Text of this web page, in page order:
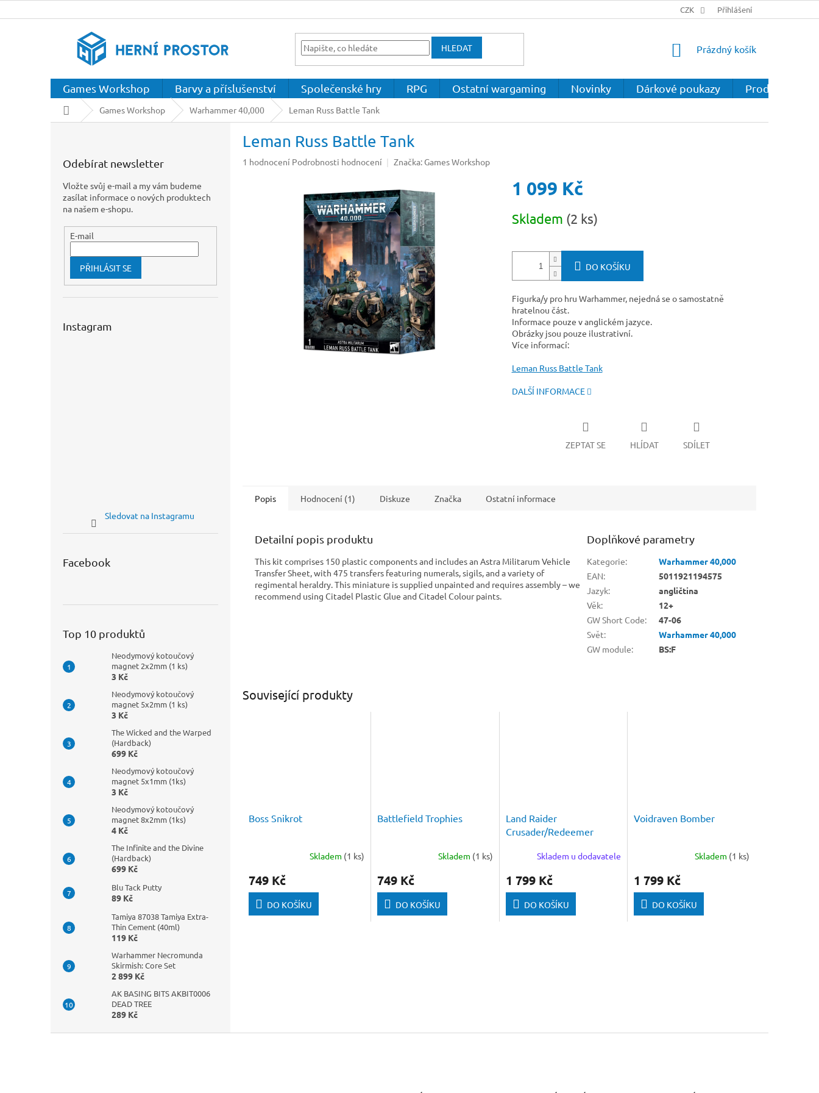
na
CZK Přihlášení
HLEDAT
NÁKUPNÍ
Prázdný košík
Games Workshop Barvy a příslušenství Společenské hry RPG Ostatní wargaming Novinky Dárkové poukazy Prodejna
Domů Games Workshop Warhammer 40,000 Leman Russ Battle Tank
Odebírat newsletter
Vložte svůj e-mail a my vám budeme
zasílat informace o nových produktech
na našem e-shopu.
E-mail
PŘIHLÁSIT SE
Instagram
Sledovat na Instagramu
Facebook
Top 10 produktů
Neodymový kotoučový
magnet 2x2mm (1 ks)
3 Kč
Neodymový kotoučový
magnet 5x2mm (1 ks)
3 Kč
The Wicked and the Warped
(Hardback)
699 Kč
Neodymový kotoučový
magnet 5x1mm (1ks)
3 Kč
Neodymový kotoučový
magnet 8x2mm (1ks)
4 Kč
The Infinite and the Divine
(Hardback)
699 Kč
Blu Tack Putty
89 Kč
Tamiya 87038 Tamiya Extra-
Thin Cement (40ml)
119 Kč
Warhammer Necromunda
Skirmish: Core Set
2 899 Kč
AK BASING BITS AKBIT0006
DEAD TREE
289 Kč
Leman Russ Battle Tank
Průměrné
1 hodnocení Podrobnosti hodnocení Značka: Games Workshop
1 099 Kč
cena:
Skladem (2 ks)
DO KOŠÍKU
Figurka/y pro hru Warhammer, nejedná se o samostatně
hratelnou část.
Informace pouze v anglickém jazyce.
Obrázky jsou pouze ilustrativní.
Více informací:
Leman Russ Battle Tank
DALŠÍ INFORMACE
ZEPTAT SE HLÍDAT SDÍLET
Související produkty
Boss Snikrot
Skladem (1 ks)
749 Kč
DO KOŠÍKU
Battlefield Trophies
Skladem (1 ks)
749 Kč
DO KOŠÍKU
Land Raider
Crusader/Redeemer
Skladem u dodavatele
1 799 Kč
DO KOŠÍKU
Voidraven Bomber
Skladem (1 ks)
1 799 Kč
DO KOŠÍKU
Popis Hodnocení (1) Diskuze Značka Ostatní informace
Detailní popis produktu
This kit comprises 150 plastic components and includes an Astra Militarum Vehicle
Transfer Sheet, with 475 transfers featuring numerals, sigils, and a variety of
regimental heraldry. This miniature is supplied unpainted and requires assembly – we
recommend using Citadel Plastic Glue and Citadel Colour paints.
Doplňkové parametry
Kategorie:
Warhammer 40,000
EAN:
5011921194575
Jazyk:
angličtina
Věk:
12+
GW Short Code:
47-06
Svět:
Warhammer 40,000
GW module: BS:F